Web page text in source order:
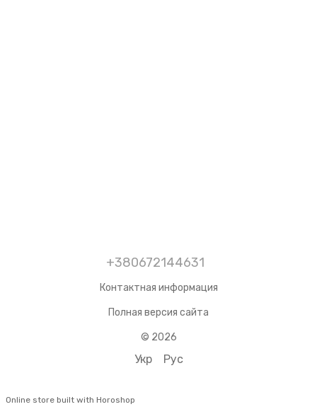
+380672144631
Контактная информация
Полная версия сайта
© 2026
Укр Рус
Online store built with Horoshop